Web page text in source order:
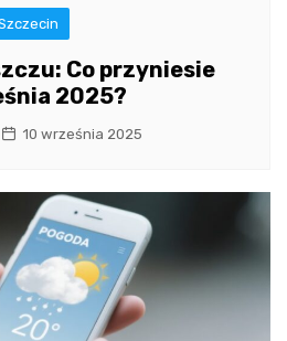
Co przyniesie
2025?
10 września 2025